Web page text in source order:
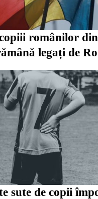
românilor din
legați de
sute de copii